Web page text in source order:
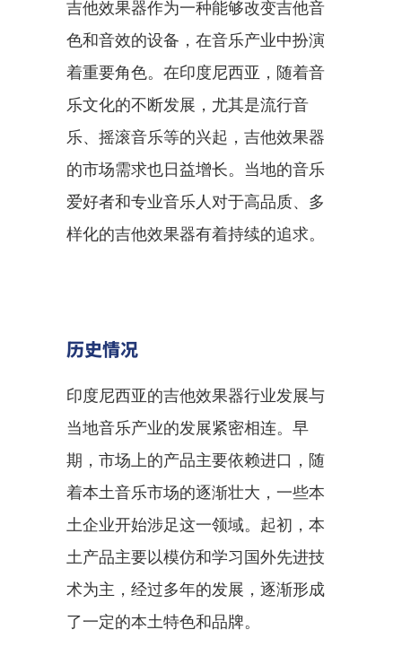
吉他效果器作为一种能够改变吉他音
色和音效的设备，在音乐产业中扮演
着重要角色。在印度尼西亚，随着音
乐文化的不断发展，尤其是流行音
乐、摇滚音乐等的兴起，吉他效果器
的市场需求也日益增长。当地的音乐
爱好者和专业音乐人对于高品质、多
样化的吉他效果器有着持续的追求。
历史情况
印度尼西亚的吉他效果器行业发展与
当地音乐产业的发展紧密相连。早
期，市场上的产品主要依赖进口，随
着本土音乐市场的逐渐壮大，一些本
土企业开始涉足这一领域。起初，本
土产品主要以模仿和学习国外先进技
术为主，经过多年的发展，逐渐形成
了一定的本土特色和品牌。